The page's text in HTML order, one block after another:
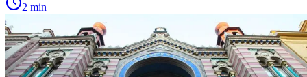
2 min